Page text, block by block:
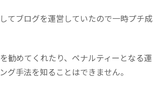
てブログを運営していたので一時プチ成
勧めてくれたり、ペナルティーとなる運
手法を知ることはできません。